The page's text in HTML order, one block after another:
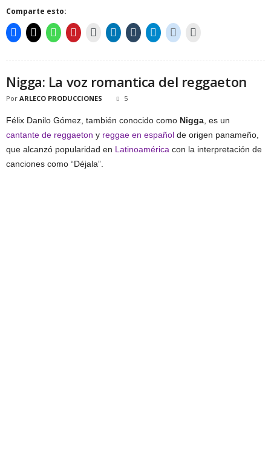
Comparte esto:
Nigga: La voz romantica del reggaeton
Por ARLECO PRODUCCIONES 5
Félix Danilo Gómez, también conocido como Nigga, es un
cantante de reggaeton y reggae en español de origen panameño,
que alcanzó popularidad en Latinoamérica con la interpretación de
canciones como “Déjala”.